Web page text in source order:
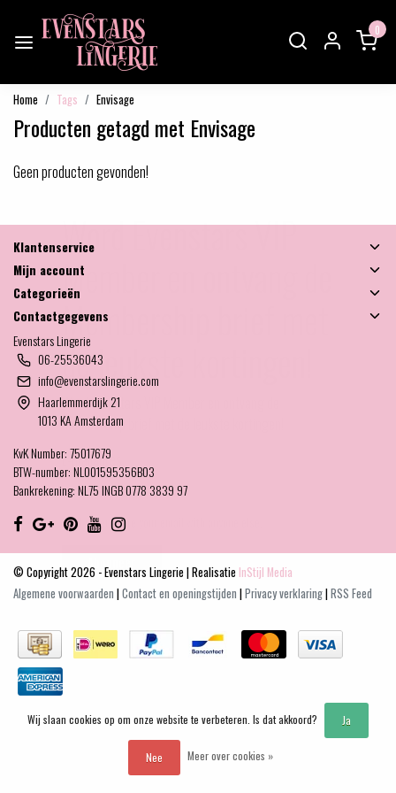
0
Home Tags Envisage
Producten getagd met Envisage
Geen producten gevonden!
Klantenservice
Mijn account
Categorieën
Contactgegevens
Evenstars Lingerie
06-25536043
info@evenstarslingerie.com
Haarlemmerdijk 21
1013 KA Amsterdam
KvK Number: 75017679
BTW-number: NL001595356B03
Bankrekening: NL75 INGB 0778 3839 97
© Copyright 2026 - Evenstars Lingerie | Realisatie InStijl Media
Algemene voorwaarden |Contact en openingstijden |Privacy verklaring|RSS Feed
Word Evenstars VIP
Member en ontvang de
Membership brief met
de leukste kortingen!
Word Evenstars VIP Member en ontvang de
membership brief met de leukste kortingen!
E-mailadres
We'll never share your email with anyone else.
Wij slaan cookies op om onze website te verbeteren. Is dat akkoord? Ja
Nee Meer over cookies »